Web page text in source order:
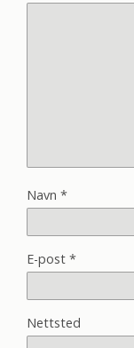
Navn *
E-post *
Nettsted